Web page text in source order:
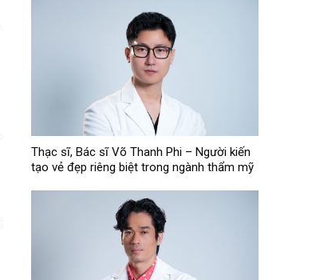
Thạc sĩ, Bác sĩ Võ Thanh Phi – Người kiến
tạo vẻ đẹp riêng biệt trong ngành thẩm mỹ